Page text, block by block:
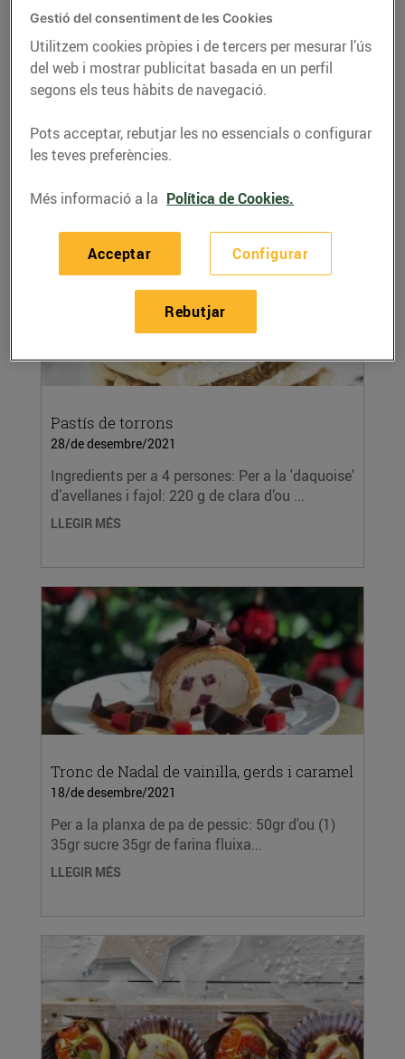
Arròs saltat amb verdures i gambes
14/de gener/2022
Ingredients per a 4 persones: 300 g d’arròs llarg
1 manat d’espàrrecs verds 1 manat d’alls...
Pastís de torrons
28/de desembre/2021
Ingredients per a 4 persones: Per a la 'daquoise'
d’avellanes i fajol: 220 g de clara d’ou ...
LLEGIR MÉS
Tronc de Nadal de vainilla, gerds i caramel
18/de desembre/2021
Per a la planxa de pa de pessic: 50gr d'ou (1)
35gr sucre 35gr de farina fluixa...
LLEGIR MÉS
Gestió del consentiment de les Cookies
Utilitzem cookies pròpies i de tercers per mesurar l’ús
del web i mostrar publicitat basada en un perfil
segons els teus hàbits de navegació.
Pots acceptar, rebutjar les no essencials o configurar
les teves preferències.
Més informació a la Política de Cookies.
Configurar
Rebutjar
Acceptar